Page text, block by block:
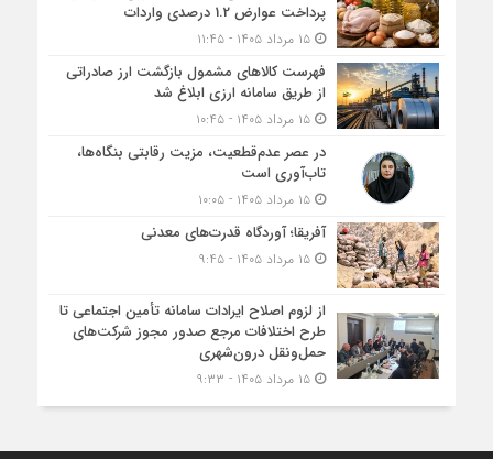
پرداخت عوارض 1.2 درصدی واردات
۱۵ مرداد ۱۴۰۵ - ۱۱:۴۵
فهرست کالاهای مشمول بازگشت ارز صادراتی
از طریق سامانه ارزی ابلاغ شد
۱۵ مرداد ۱۴۰۵ - ۱۰:۴۵
در عصر عدم‌قطعیت، مزیت رقابتی بنگاه‌ها،
تاب‌آوری است
۱۵ مرداد ۱۴۰۵ - ۱۰:۰۵
آفریقا؛ آوردگاه قدرت‌های معدنی
۱۵ مرداد ۱۴۰۵ - ۹:۴۵
از لزوم اصلاح ایرادات سامانه تأمین اجتماعی تا
طرح اختلافات مرجع صدور مجوز شرکت‌های
حمل‌ونقل درون‌شهری
۱۵ مرداد ۱۴۰۵ - ۹:۳۳